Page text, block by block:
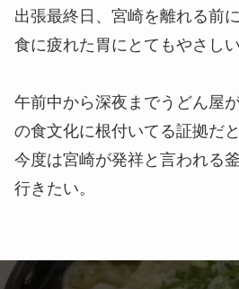
店もある。
ここも深夜までやっているお店
麺で、たしかにシメにも合い
今回は天ぷらに天かすとネギを
天ぷらも、地域によって何を
い。海老天やかき揚げのよう
出張最終日、宮崎を離れる前